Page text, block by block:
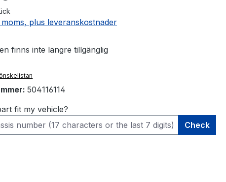
plus leveranskostnader
finns inte längre tillgänglig
504116114
fit my vehicle?
Check